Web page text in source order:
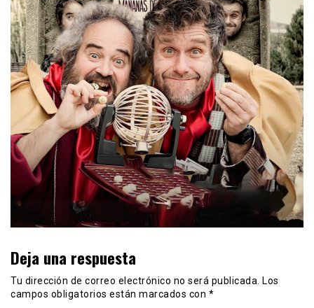
Deja una respuesta
Tu dirección de correo electrónico no será publicada.
Los
campos obligatorios están marcados con *